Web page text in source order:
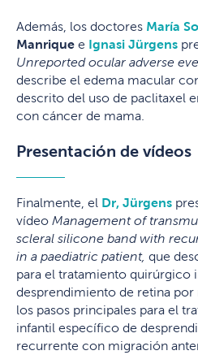
Además, los doctores María
Manrique e Ignasi Jürgens
Unreported ocular adverse
describe el edema macular
descrito del uso de paclitaxel
con cáncer de mama.
Presentación de vídeos
Finalmente, el Dr, Jürgens
vídeo Management of
scleral silicone band with
in a paediatric patient, que
para el tratamiento quirúrgico
desprendimiento de retina
los pasos principales para el
infantil específico de
recurrente con migración